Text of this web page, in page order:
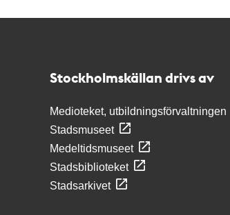
Stockholmskällan drivs av
Medioteket, utbildningsförvaltningen
Stadsmuseet
Medeltidsmuseet
Stadsbiblioteket
Stadsarkivet